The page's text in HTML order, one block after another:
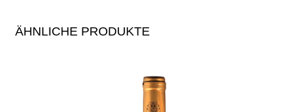
ÄHNLICHE PRODUKTE